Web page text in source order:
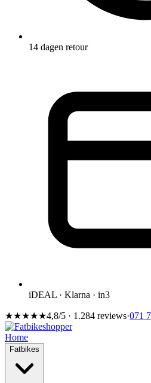
14 dagen retour
iDEAL · Klarna · in3
★★★★★4,8/5 · 1.284 reviews·071
Home
Fatbikes